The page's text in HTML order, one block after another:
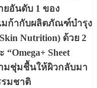
ยอันดับ 1 ของ
มก้ากับผลิตภัณฑ์บำรุง
Nutrition) ด้วย 2
Sheet
มชุ่มชื้นให้ผิวกลับมา
รมชาติ